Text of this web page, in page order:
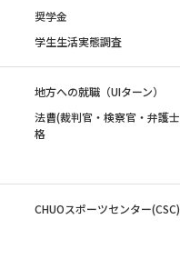
奨学金
学生生活実態調査
地方への就職（UIターン）
法曹(裁判官・検察官・弁護
格
CHUOスポーツセンター(CSC)